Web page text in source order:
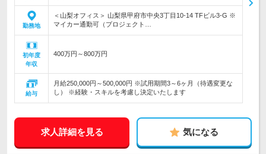
勤務地
＜山梨オフィス＞ 山梨県甲府市中央3丁目10-14 TFビル3-G ※
マイカー通勤可（プロジェクト…
初年度
年収
400万円～800万円
給与
月給250,000円～500,000円 ※試用期間3～6ヶ月（待遇変更な
し） ※経験・スキルを考慮し決定いたします
求人詳細を見る 気になる